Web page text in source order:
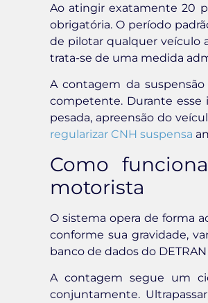
Ao atingir exatamente 20
obrigatória. O período
de pilotar qualquer veículo
trata-se de uma medida
A contagem da
competente. Durante esse
pesada, apreensão do
regularizar CNH suspensa
Como
motorista
O sistema opera de forma
conforme sua gravidade,
banco de dados do
A contagem segue um
conjuntamente.